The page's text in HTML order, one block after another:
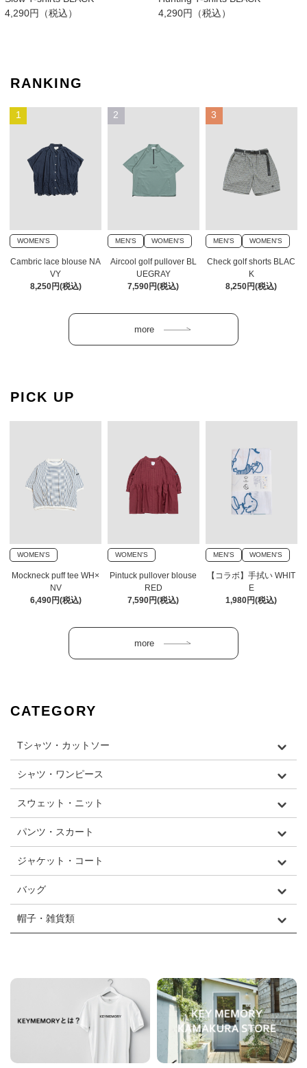
4,290円（税込）
4,290円（税込）
RANKING
1
WOMEN'S
Cambric lace blouse NA
VY
8,250円(税込)
2
MEN'S WOMEN'S
Aircool golf pullover BL
UEGRAY
7,590円(税込)
3
MEN'S WOMEN'S
Check golf shorts BLAC
K
8,250円(税込)
PICK UP
WOMEN'S
Mockneck puff tee WH×
NV
6,490円(税込)
WOMEN'S
Pintuck pullover blouse
RED
7,590円(税込)
MEN'S WOMEN'S
【コラボ】手拭い WHIT
E
1,980円(税込)
CATEGORY
Tシャツ・カットソー
シャツ・ワンピース
スウェット・ニット
パンツ・スカート
ジャケット・コート
バッグ
帽子・雑貨類